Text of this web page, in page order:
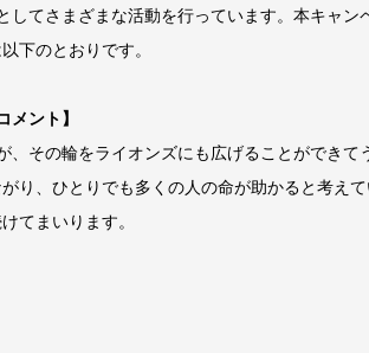
てさまざまな活動を行っています。本キャ
下のとおりです。
メント】
その輪をライオンズにも広げることができて
り、ひとりでも多くの人の命が助かると考え
てまいります。